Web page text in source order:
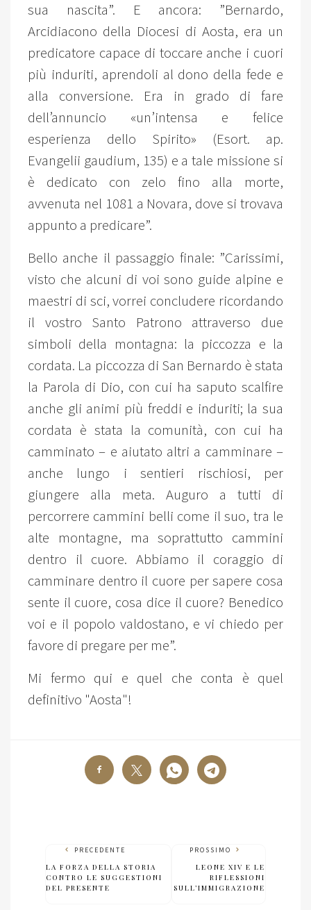
sua nascita”. E ancora: ”Bernardo,
Arcidiacono della Diocesi di Aosta, era un
predicatore capace di toccare anche i cuori
più induriti, aprendoli al dono della fede e
alla conversione. Era in grado di fare
dell’annuncio «un’intensa e felice
esperienza dello Spirito» (Esort. ap.
Evangelii gaudium, 135) e a tale missione si
è dedicato con zelo fino alla morte,
avvenuta nel 1081 a Novara, dove si trovava
appunto a predicare”.
Bello anche il passaggio finale: ”Carissimi,
visto che alcuni di voi sono guide alpine e
maestri di sci, vorrei concludere ricordando
il vostro Santo Patrono attraverso due
simboli della montagna: la piccozza e la
cordata. La piccozza di San Bernardo è stata
la Parola di Dio, con cui ha saputo scalfire
anche gli animi più freddi e induriti; la sua
cordata è stata la comunità, con cui ha
camminato – e aiutato altri a camminare –
anche lungo i sentieri rischiosi, per
giungere alla meta. Auguro a tutti di
percorrere cammini belli come il suo, tra le
alte montagne, ma soprattutto cammini
dentro il cuore. Abbiamo il coraggio di
camminare dentro il cuore per sapere cosa
sente il cuore, cosa dice il cuore? Benedico
voi e il popolo valdostano, e vi chiedo per
favore di pregare per me”.
Mi fermo qui e quel che conta è quel
definitivo "Aosta"!
PRECEDENTE
LA FORZA DELLA STORIA
CONTRO LE SUGGESTIONI
DEL PRESENTE
PROSSIMO
LEONE XIV E LE
RIFLESSIONI
SULL’IMMIGRAZIONE